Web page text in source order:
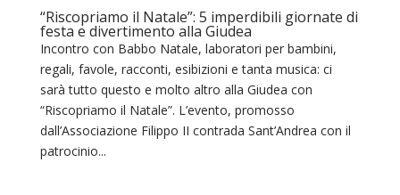
“Riscopriamo il Natale”: 5 imperdibili giornate di
festa e divertimento alla Giudea
Incontro con Babbo Natale, laboratori per bambini,
regali, favole, racconti, esibizioni e tanta musica: ci
sarà tutto questo e molto altro alla Giudea con
“Riscopriamo il Natale”. L’evento, promosso
dall’Associazione Filippo II contrada Sant’Andrea con il
patrocinio...